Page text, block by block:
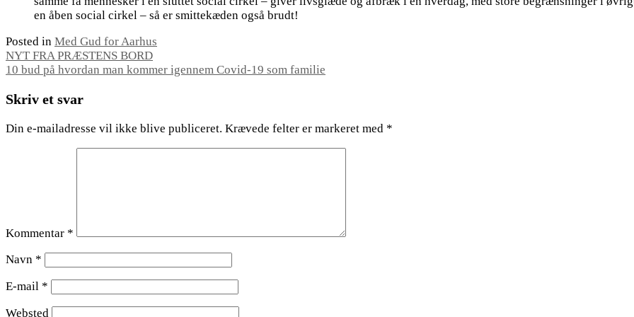
en åben social cirkel – så er smittekæden også brudt!
Posted in Med Gud for Aarhus
Indlægsnavigation
NYT FRA PRÆSTENS BORD
10 bud på hvordan man kommer igennem Covid-19 som familie
Skriv et svar
Din e-mailadresse vil ikke blive publiceret. Krævede felter er markeret med *
Kommentar *
Navn *
E-mail *
Websted